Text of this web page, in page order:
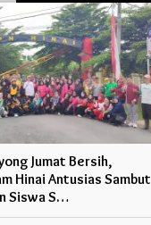
Jumat Bersih,
Hinai Antusias Sambut
Siswa S…